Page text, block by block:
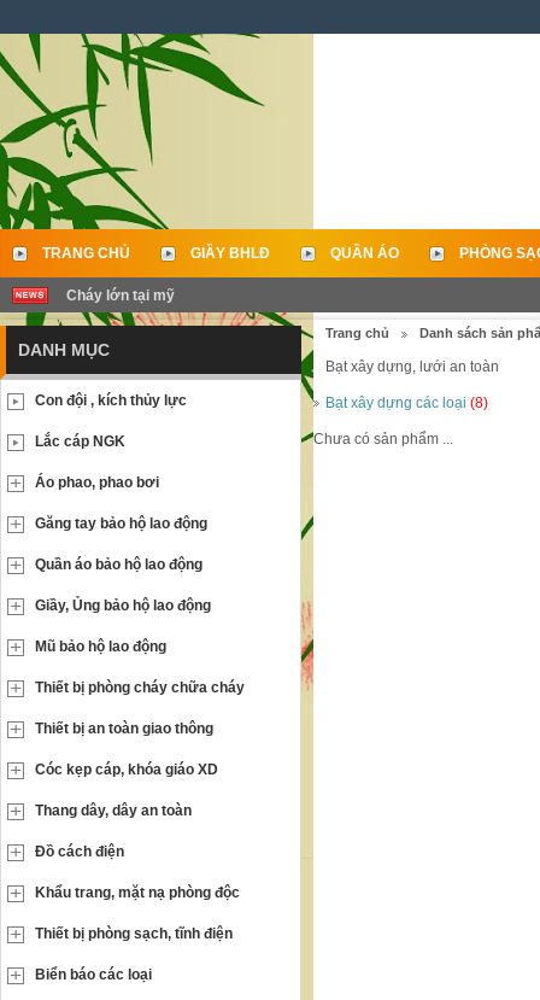
TRANG CHỦ GIẦY BHLĐ QUẦN ÁO PHÒNG
LIÊN HỆ
Cháy lớn tại mỹ
Trang chủ Danh sách sản
Bạt xây dựng, lưới an toàn
Bạt xây dựng các loại (8)
Chưa có sản phẩm ...
DANH MỤC
Con đội , kích thủy lực
Lắc cáp NGK
Áo phao, phao bơi
Găng tay bảo hộ lao động
Quần áo bảo hộ lao động
Giầy, Ủng bảo hộ lao động
Mũ bảo hộ lao động
Thiết bị phòng cháy chữa cháy
Thiết bị an toàn giao thông
Cóc kẹp cáp, khóa giáo XD
Thang dây, dây an toàn
Đồ cách điện
Khẩu trang, mặt nạ phòng độc
Thiết bị phòng sạch, tĩnh điện
Biển báo các loại